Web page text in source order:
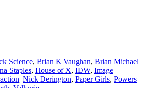
Science, Brian K Vaughan, Brian Michael
Staples, House of X, IDW, Image
, Nick Derington, Paper Girls, Powers